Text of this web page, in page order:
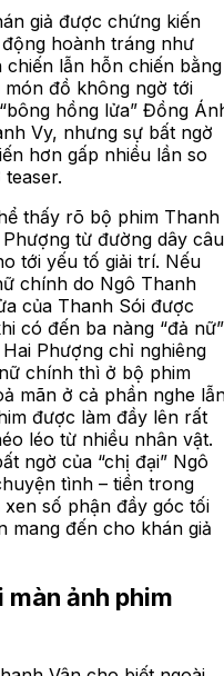
giả được chứng kiến
hoành tráng như
lẫn hỗn chiến bằng
đồ không ngờ tới
hồng lửa” Đồng
Vy, nhưng sự bất ngờ
hơn gấp nhiều lần so
thấy rõ bộ phim Thanh
từ đường dây câu
tới yếu tố giải trí. Nếu
chính do Ngô Thanh
của Thanh Sói được
có đến ba nàng “đả nữ”
Phượng chỉ nghiêng
chính thì ở bộ phim
mãn ở cả phần nghe
được làm đầy lên rất
léo từ nhiều nhân vật.
ngờ của “chị đại” Ngô
tình – tiền trong
số phận đầy góc tối
mang đến cho khán giả
màn ảnh phim